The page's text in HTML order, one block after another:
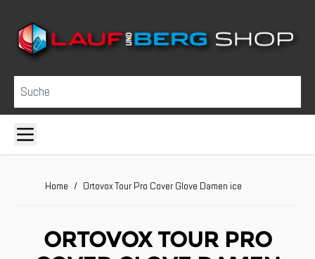
Suche
Home / Ortovox Tour Pro Cover Glove Damen ice
ORTOVOX TOUR PRO